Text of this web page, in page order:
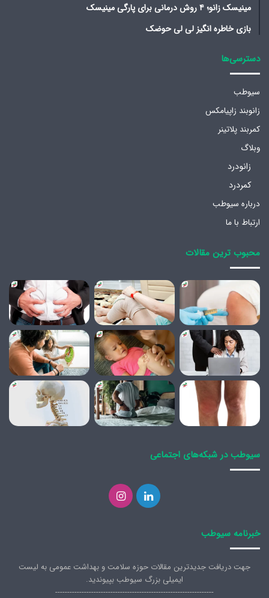
مینیسک زانو؛ ۴ روش درمانی برای پارگی مینیسک
بازی خاطره انگیز لی لی حوضک
دسترسی‌ها
سیوطب
زانوبند زاپیامکس
کمربند پلاتینر
وبلاگ
زانودرد
کمردرد
درباره سیوطب
ارتباط با ما
محبوب ترین مقالات
سیوطب در شبکه‌های اجتماعی
لینکدیناینستاگرام
خبرنامه سیوطب
جهت دریافت جدیدترین مقالات حوزه سلامت و بهداشت عمومی به لیست
ایمیلی بزرگ سیوطب بپیوندید.
------------------------------------------------------------------